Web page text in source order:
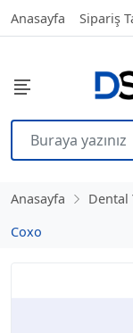
Anasayfa Sipariş
Anasayfa Dental
Coxo